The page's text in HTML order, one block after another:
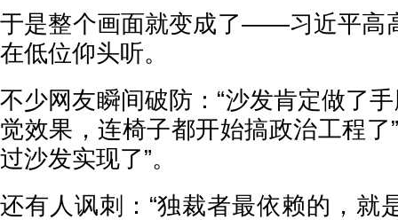
于是整个画面就变成了——习近平高
在低位仰头听。
不少网友瞬间破防：“沙发肯定做了
觉效果，连椅子都开始搞政治工程了
过沙发实现了”。
还有人讽刺：“独裁者最依赖的，就